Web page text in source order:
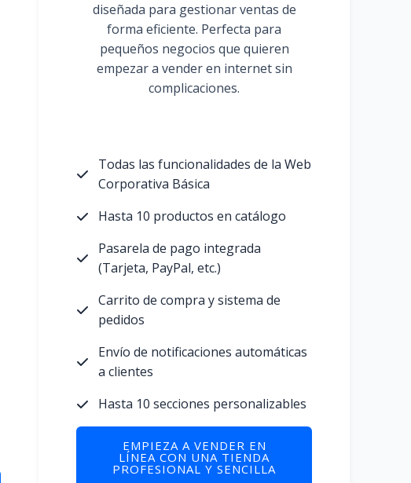
diseñada para gestionar ventas de
forma eficiente. Perfecta para
pequeños negocios que quieren
empezar a vender en internet sin
complicaciones.
Todas las funcionalidades de la Web
Corporativa Básica
Hasta 10 productos en catálogo
Pasarela de pago integrada
(Tarjeta, PayPal, etc.)
Carrito de compra y sistema de
pedidos
Envío de notificaciones automáticas
a clientes
Hasta 10 secciones personalizables
EMPIEZA A VENDER EN
LÍNEA CON UNA TIENDA
PROFESIONAL Y SENCILLA